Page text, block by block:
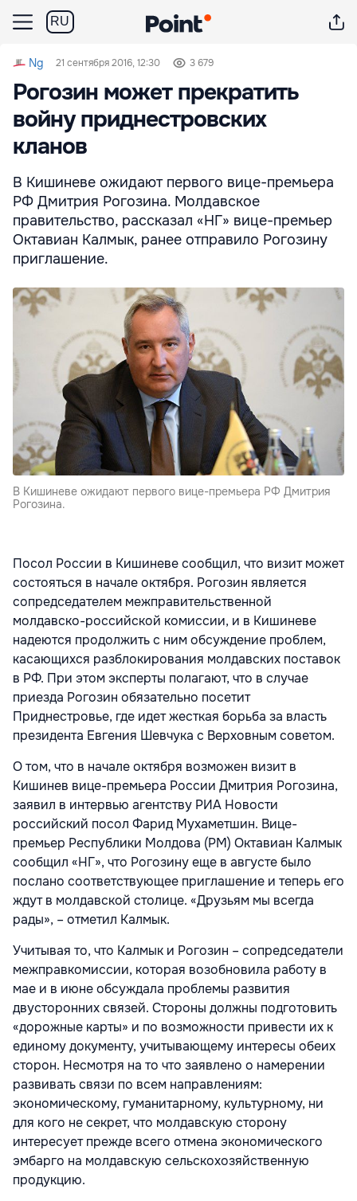
RU
Ng 21 сентября 2016, 12:30 3 679
Рогозин может прекратить
войну приднестровских
кланов
В Кишиневе ожидают первого вице-премьера
РФ Дмитрия Рогозина. Молдавское
правительство, рассказал «НГ» вице-премьер
Октавиан Калмык, ранее отправило Рогозину
приглашение.
В Кишиневе ожидают первого вице-премьера РФ Дмитрия
Рогозина.
Посол России в Кишиневе сообщил, что визит может
состояться в начале октября. Рогозин является
сопредседателем межправительственной
молдавско-российской комиссии, и в Кишиневе
надеются продолжить с ним обсуждение проблем,
касающихся разблокирования молдавских поставок
в РФ. При этом эксперты полагают, что в случае
приезда Рогозин обязательно посетит
Приднестровье, где идет жесткая борьба за власть
президента Евгения Шевчука с Верховным советом.
О том, что в начале октября возможен визит в
Кишинев вице-премьера России Дмитрия Рогозина,
заявил в интервью агентству РИА Новости
российский посол Фарид Мухаметшин. Вице-
премьер Республики Молдова (РМ) Октавиан Калмык
сообщил «НГ», что Рогозину еще в августе было
послано соответствующее приглашение и теперь его
ждут в молдавской столице. «Друзьям мы всегда
рады», – отметил Калмык.
Учитывая то, что Калмык и Рогозин – сопредседатели
межправкомиссии, которая возобновила работу в
мае и в июне обсуждала проблемы развития
двусторонних связей. Стороны должны подготовить
«дорожные карты» и по возможности привести их к
единому документу, учитывающему интересы обеих
сторон. Несмотря на то что заявлено о намерении
развивать связи по всем направлениям:
экономическому, гуманитарному, культурному, ни
для кого не секрет, что молдавскую сторону
интересует прежде всего отмена экономического
эмбарго на молдавскую сельскохозяйственную
продукцию.